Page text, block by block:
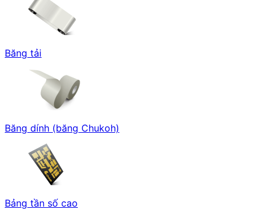
Băng tải
Băng dính (băng Chukoh)
Bảng tần số cao